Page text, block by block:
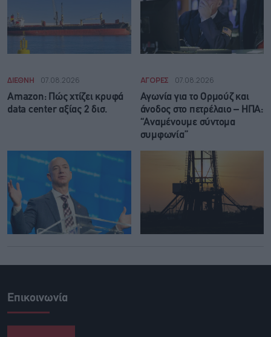
ΔΙΕΘΝΗ 07.08.2026
Amazon: Πώς χτίζει κρυφά
data center αξίας 2 δισ.
ΑΓΟΡΕΣ 07.08.2026
Αγωνία για το Ορμούζ και
άνοδος στο πετρέλαιο – ΗΠΑ:
“Αναμένουμε σύντομα
συμφωνία”
Επικοινωνία